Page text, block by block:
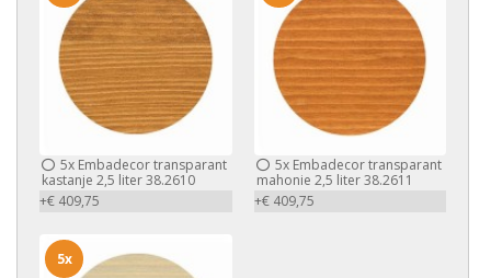
5x Embadecor transparant
kastanje 2,5 liter 38.2610
+€ 409,75
5xEmbadecor transparant
mahonie 2,5 liter 38.2611
+€ 409,75
5x